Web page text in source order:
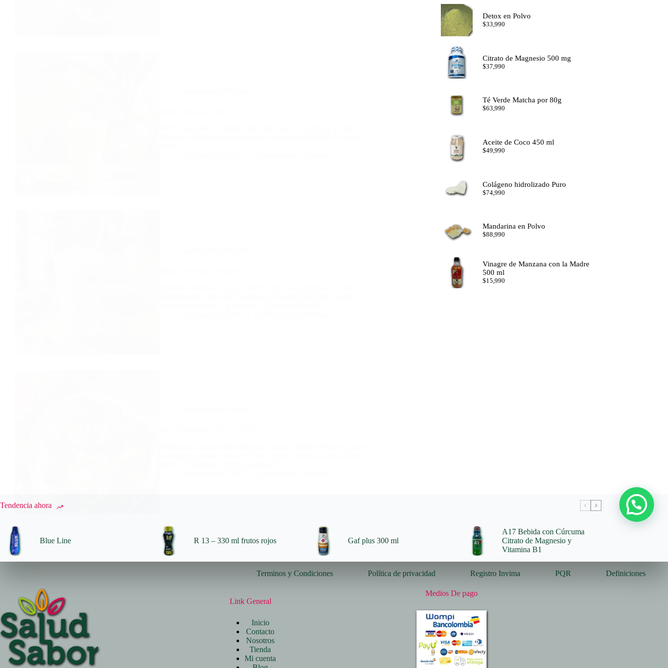
Detox en Polvo
$33,990
Citrato de Magnesio 500 mg
$37,990
Té Verde Matcha por 80g
$63,990
Aceite de Coco 450 ml
$49,990
Colágeno hidrolizado Puro
$74,990
Mandarina en Polvo
$88,990
Vinagre de Manzana con la Madre
500 ml
$15,990
Tendencia ahora
Blue Line R 13 – 330 ml frutos rojos Gaf plus 300 ml
A17 Bebida con Cúrcuma
Citrato de Magnesio y
Vitamina B1
Terminos y Condiciones Política de privacidad Registro Invima PQR Definiciones
Link General
Inicio
Contacto
Nosotros
Tienda
Mi cuenta
Medios De pago